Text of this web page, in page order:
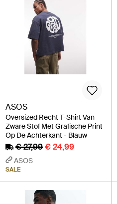
ASOS
Oversized Recht T-Shirt Van
Zware Stof Met Grafische Print
Op De Achterkant - Blauw
€ 27,99€ 24,99
ASOS
SALE